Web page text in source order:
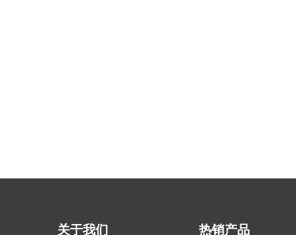
关于我们 热销产品